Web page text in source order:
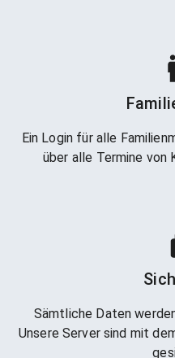
Ein Login für alle
über alle Termine von
Sämtliche Daten
Unsere Server sind mit